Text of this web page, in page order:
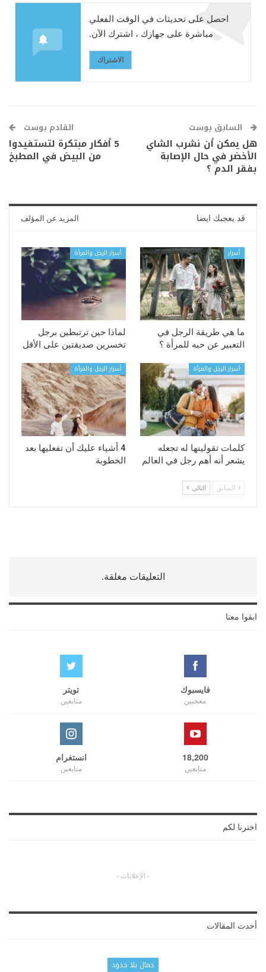
احصل على تحديثات في الوقت الفعلي
مباشرة على جهازك ، اشترك الآن.
الاشتراك
السابق بوست
هل يمكن أن نشرب الشاي
الأخضر في حال الإصابة
بفقر الدم ؟
القادم بوست
5 أفكار مبتكرة لتستفيدوا
من البيض في المطبخ
قد يعجبك ايضا المزيد عن المؤلف
أسرار
ما هي طريقة الرجل في
التعبير عن حبه للمرأة ؟
أسرار الرجل والمرأة
لماذا حين ترتبطين برجل
تخسرين صديقتين على الأقل
أسرار الرجل والمرأة
كلمات تقولينها له تجعله
يشعر أنه أهم رجل في العالم
أسرار الرجل والمرأة
4 أشياء عليك أن تفعليها بعد
الخطوبة
السابق التالي
التعليقات مغلقة.
ابقوا معنا
فايسبوك
معجبين
تويتر
متابعين
18,200
متابعين
انستغرام
متابعين
اخترنا لكم
- الإعلانات -
أحدث المقالات
جمال بلا حدود